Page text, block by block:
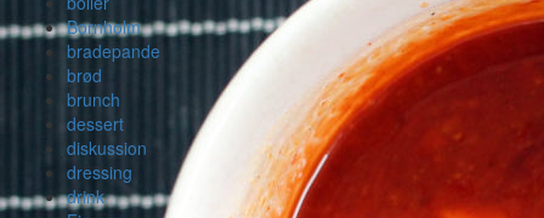
Bornholm
bradepande
brød
brunch
dessert
diskussion
dressing
drink